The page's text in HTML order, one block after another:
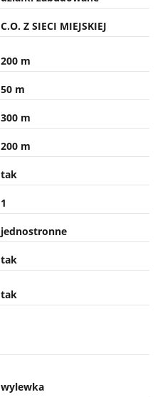
C.O. Z SIECI MIEJSKIEJ
200 m
50 m
300 m
200 m
tak
1
jednostronne
tak
tak
wylewka